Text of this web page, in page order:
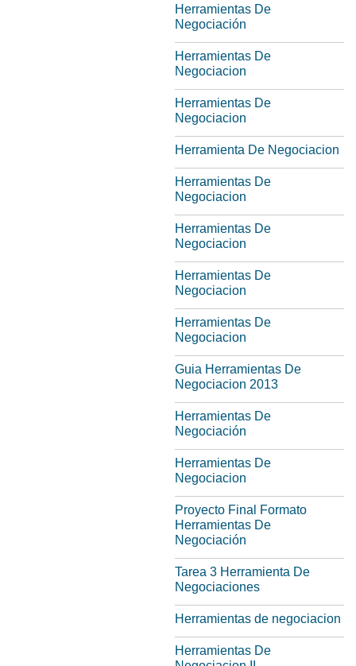
Herramientas De
Negociación
Herramientas De
Negociacion
Herramientas De
Negociacion
Herramienta De Negociacion
Herramientas De
Negociacion
Herramientas De
Negociacion
Herramientas De
Negociacion
Herramientas De
Negociacion
Guia Herramientas De
Negociacion 2013
Herramientas De
Negociación
Herramientas De
Negociacion
Proyecto Final Formato
Herramientas De
Negociación
Tarea 3 Herramienta De
Negociaciones
Herramientas de negociacion
Herramientas De